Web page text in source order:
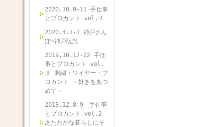
2020.10.9-11 手仕事
とブロカント vol.４
2020.4.1-3 神戸さん
ぽ×神戸阪急
2019.10.17-22 手仕
事とブロカント vol.
３ 刺繍・ワイヤー・ブ
ロカント ～好きをあつ
めて～
2018.12.8.9 手仕事
とブロカント vol.2
あたたかな暮らしにそ